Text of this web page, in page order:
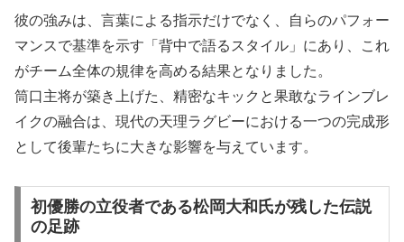
彼の強みは、言葉による指示だけでなく、自らのパフォー
マンスで基準を示す「背中で語るスタイル」にあり、これ
がチーム全体の規律を高める結果となりました。
筒口主将が築き上げた、精密なキックと果敢なラインブレ
イクの融合は、現代の天理ラグビーにおける一つの完成形
として後輩たちに大きな影響を与えています。
初優勝の立役者である松岡大和氏が残した伝説
の足跡